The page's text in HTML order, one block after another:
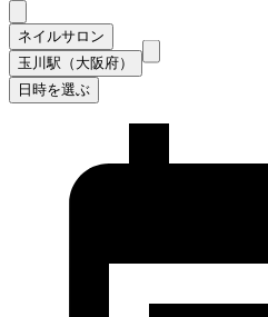
ネイルサロン
玉川駅（大阪府）
日時を選ぶ